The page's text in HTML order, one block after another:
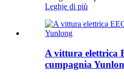
Leghje di più
A vittura elettrica
cumpagnia